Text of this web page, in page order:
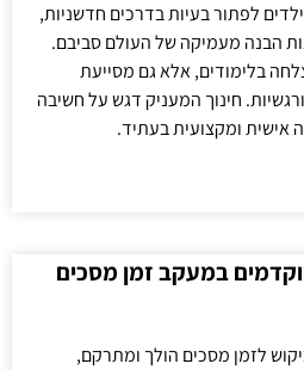
לפתור בעיות בדרכים חדשניות,
הבנה מעמיקה של העולם סביבם.
בלימודים, אלא גם מסייעת
חינוך המעניק דגש על חשיבה
אישית ומקצועית בעתיד.
במעקב זמן מסכים
לזמן מסכים הולך ומתרקם,